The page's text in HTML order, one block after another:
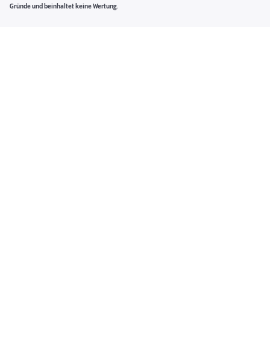
Gründe und beinhaltet keine Wertung.